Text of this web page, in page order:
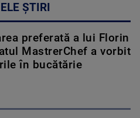
ȘTIRI
preferată a lui Florin
MastrerChef a vorbit
în bucătărie